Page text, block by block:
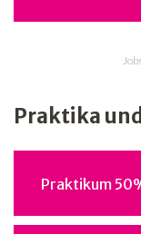
Praktika
Praktikum